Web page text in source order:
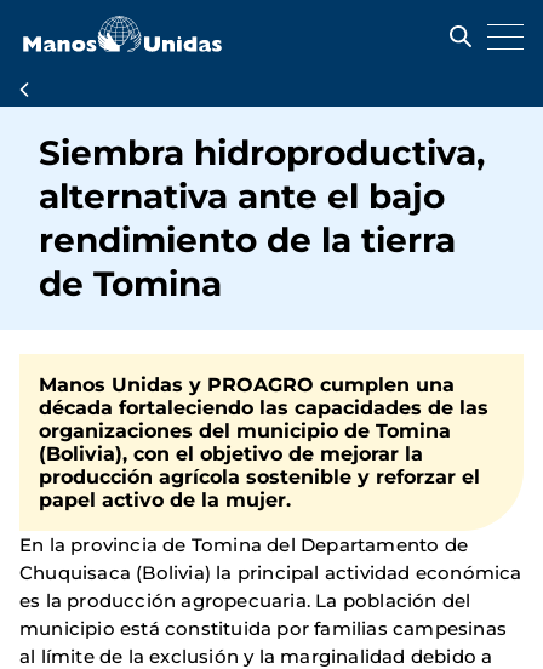
contenido
principal
Ruta
de
navegación
Siembra hidroproductiva,
alternativa ante el bajo
rendimiento de la tierra
de Tomina
Manos Unidas y PROAGRO cumplen una
década fortaleciendo las capacidades de las
organizaciones del municipio de Tomina
(Bolivia), con el objetivo de mejorar la
producción agrícola sostenible y reforzar el
papel activo de la mujer.
En la provincia de Tomina del Departamento de
Chuquisaca (Bolivia) la principal actividad económica
es la producción agropecuaria. La población del
municipio está constituida por familias campesinas
al límite de la exclusión y la marginalidad debido a